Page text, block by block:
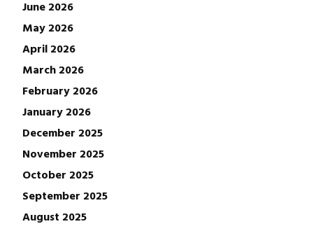
June 2026
May 2026
April 2026
March 2026
February 2026
January 2026
December 2025
November 2025
October 2025
September 2025
August 2025